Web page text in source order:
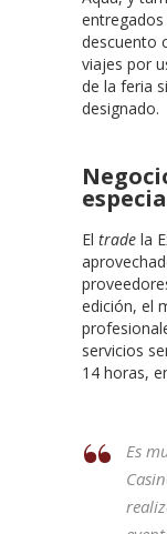
descuento
viajes por
de la feria
designado.
El trade la
edición, el
servicios
14 horas,
Es